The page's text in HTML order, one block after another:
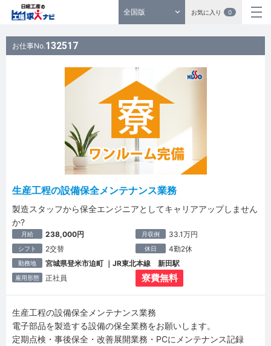
全国版 お気に入り 0
お仕事No.132517
生産工程の設備保全メンテナンス業務
製造スタッフから保全エンジニアとしてキャリアアップしません
か?
月給 238,000円 月収例 33.1万円
シフト 2交替 休日 4勤2休
勤務地 宮城県登米市迫町 ｜JR東北本線 新田駅
雇用形態 正社員 寮費無料
生産工程の設備保全メンテナンス業務
電子部品を製造する設備の保全業務をお願いします。
定期点検・事後保全・改善展開業務・PCにメンテナンス記録